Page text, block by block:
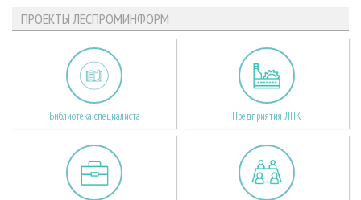
ПРОЕКТЫ ЛЕСПРОМИНФОРМ
Библиотека специалиста Предприятия ЛПК